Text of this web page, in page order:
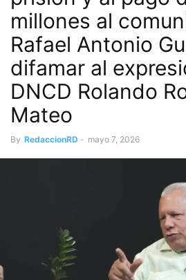
millones al
Rafael Antonio
difamar al
DNCD Rolando
Mateo
By RedaccionRD - mayo 7, 2026